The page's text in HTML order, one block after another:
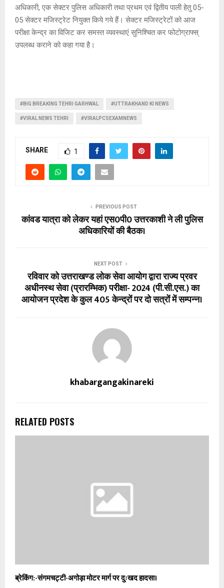
अधिकारी, एक सेक्टर पुलिस अधिकारी तथा प्रथम एवं द्वितीय पाली हेतु 05-
05 सेक्टर मजिस्ट्रेट नियुक्त किये गये हैं। सेक्टर मजिस्ट्रेटों को आज
परीक्षा केन्द्र का विजिट कर समस्त व्यवस्थाएं सुनिश्चित कर फोटोग्राफ्स्
उपलब्ध कराने को कहा गया है।
#BIG BREAKING TEHRI GARHWAL #UTTRAKHAND KI NEWS
#VIRAL NEWS TEHRI #VIRALPCSEXAMNEWS
SHARE 1
PREVIOUS POST
कांवड यात्रा को लेकर यहां एस0पी0 उत्तरकाशी ने ली पुलिस
अधिकारियों की बैठक।
NEXT POST
रविवार को उत्तराखण्ड लोक सेवा आयोग द्वारा राज्य प्रवर
अधीनस्थ सेवा (प्रारम्भिक) परीक्षा- 2024 (पी.सी.एस.) का
आयोजन प्रदेश के कुल 405 केन्द्रों पर दो सत्रों में सम्पन्न।
khabargangakinareki
RELATED POSTS
ब्रेकिंग:-संगमचट्टी-अगोड़ा मोटर मार्ग पर दुःखद हादसा।